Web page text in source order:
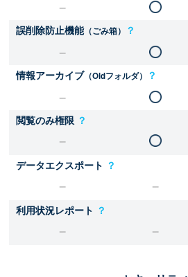
誤削除防止機能（ごみ箱） ？
情報アーカイブ（Oldフォルダ） ？
閲覧のみ権限 ？
データエクスポート ？
利用状況レポート ？